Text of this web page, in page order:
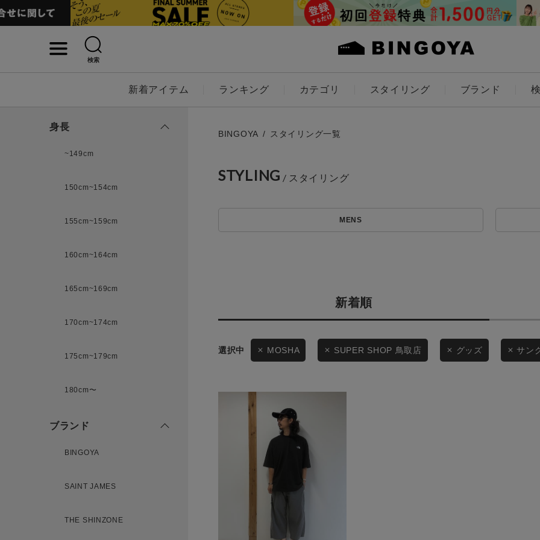
検索
新着アイテム ランキング カテゴリ スタイリング ブランド
アイテムを探す
スタイリングから探す
WEB限定アイテムを探す
キーワード
LADIES KIDS
価格
セール価格
身長
~149cm
150cm~154cm
155cm~159cm
160cm~164cm
165cm~169cm
170cm~174cm
175cm~179cm
180cm〜
ブランド
BINGOYA
SAINT JAMES
THE SHINZONE
BINGOYA スタイリング一覧
STYLING
MENS
新着順
MOSHA SUPER SHOP 鳥取店 グッズ サン